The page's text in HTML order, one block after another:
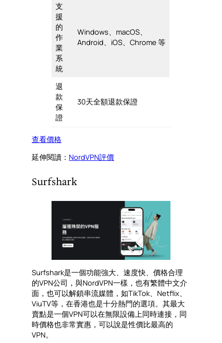
支
援
的
作
業
系
統
Windows、macOS、
Android、iOS、Chrome 等
退
款
保
證
30天全額退款保證
查看價格
延伸閱讀： NordVPN評價
Surfshark
Surfshark是一個功能強大、速度快、價格合理
的VPN公司，與NordVPN一樣，也有繁體中文介
面，也可以解鎖串流媒體，如TikTok、Netflix、
ViuTV等，在香港也是十分熱門的選項。其最大
賣點是一個VPN可以在無限設備上同時連接，同
時價格也非常實惠，可以說是性價比最高的
VPN。